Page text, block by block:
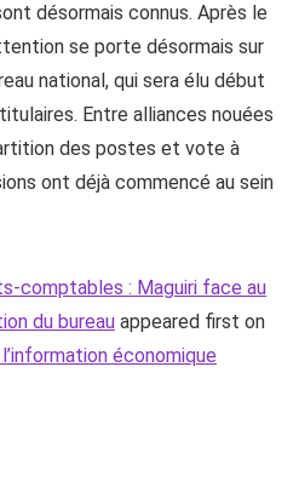
désormais connus. Après le
se porte désormais sur
national, qui sera élu début
Entre alliances nouées
des postes et vote à
ont déjà commencé au sein
comptables : Maguiri face au
du bureau appeared first on
économique